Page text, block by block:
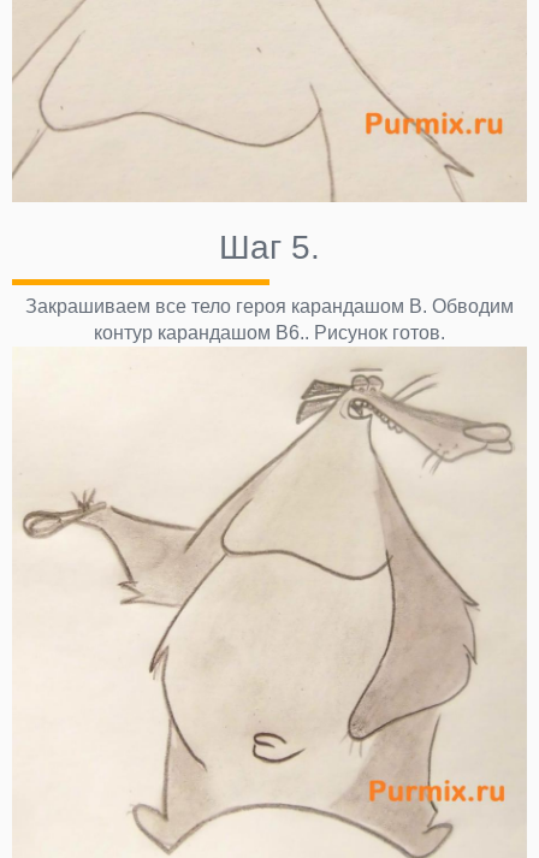
Шаг 5.
Закрашиваем все тело героя карандашом В. Обводим
контур карандашом В6.. Рисунок готов.